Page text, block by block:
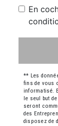
En
** Les
fins de vous
informatisé.
le seul but
seront
des
disposez de